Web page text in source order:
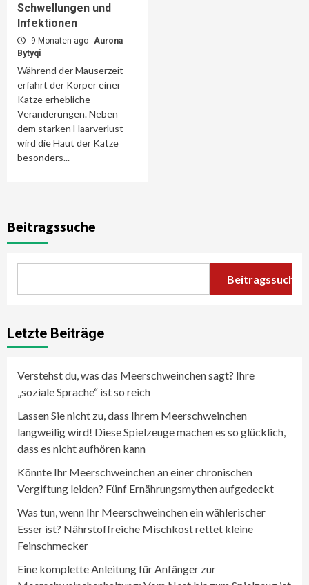
Schwellungen und
Infektionen
9 Monaten ago Aurona
Bytyqi
Während der Mauserzeit
erfährt der Körper einer
Katze erhebliche
Veränderungen. Neben
dem starken Haarverlust
wird die Haut der Katze
besonders...
Beitragssuche
Beitragssuche
Letzte Beiträge
Verstehst du, was das Meerschweinchen sagt? Ihre
„soziale Sprache“ ist so reich
Lassen Sie nicht zu, dass Ihrem Meerschweinchen
langweilig wird! Diese Spielzeuge machen es so glücklich,
dass es nicht aufhören kann
Könnte Ihr Meerschweinchen an einer chronischen
Vergiftung leiden? Fünf Ernährungsmythen aufgedeckt
Was tun, wenn Ihr Meerschweinchen ein wählerischer
Esser ist? Nährstoffreiche Mischkost rettet kleine
Feinschmecker
Eine komplette Anleitung für Anfänger zur